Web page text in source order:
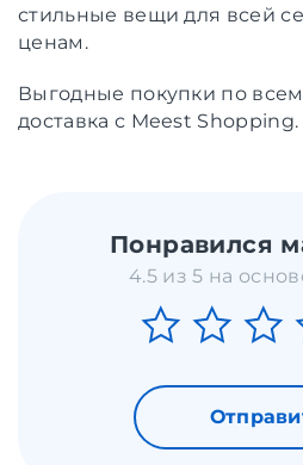
стильные вещи для всей
ценам.
Выгодные покупки по
доставка с Meest Shopping.
Понравился
4.5 из 5 на